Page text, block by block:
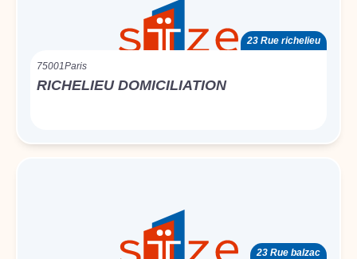
23 Rue richelieu
75001Paris
RICHELIEU DOMICILIATION
23 Rue balzac